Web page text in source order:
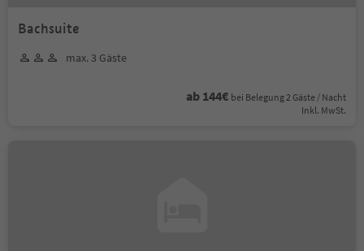
Bachsuite
max. 3 Gäste
ab 144€ bei Belegung 2 Gäste / Nacht
Inkl. MwSt.